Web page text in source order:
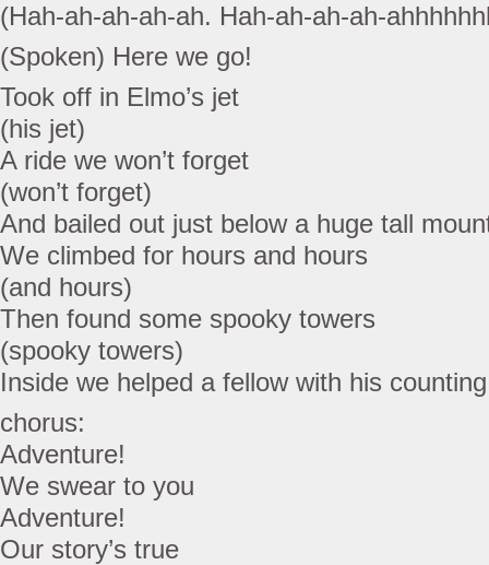
(Hah-ah-ah-ah-ah. Hah-ah-ah-ah-
(Spoken) Here we go!
Took off in Elmo’s jet
(his jet)
A ride we won’t forget
(won’t forget)
And bailed out just below a huge tall
We climbed for hours and hours
(and hours)
Then found some spooky towers
(spooky towers)
Inside we helped a fellow with his counting
chorus:
Adventure!
We swear to you
Adventure!
Our story’s true